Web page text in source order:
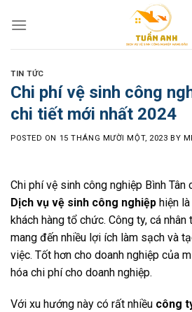
TIN TỨC
Chi phí vệ sinh công
chi tiết mới nhất 2024
POSTED ON 15 THÁNG MƯỜI MỘT, 2023 BY
Chi phí vệ sinh công nghiệp Bình
Dịch vụ vệ sinh công nghiệp hiện
khách hàng tổ chức. Công ty, cá
mang đến nhiều lợi ích làm sạch và
việc. Tốt hơn cho doanh nghiệp của
hóa chi phí cho doanh nghiệp.
Với xu hướng này có rất nhiều công